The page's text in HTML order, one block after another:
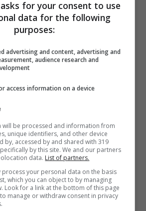
di Acer, tra i primi a puntare
for your consent to use
data for the following
purposes:
advertising and content, advertising and
audience research and
access information on a device
will be processed and information from
unique identifiers, and other device
by, accessed by and shared with 319
by this site. We and our partners
data. List of partners.
process your personal data on the basis
which you can object to by managing
Look for a link at the bottom of this page
manage or withdraw consent in privacy